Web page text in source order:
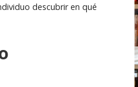
descubrir en qué